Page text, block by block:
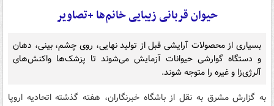
حیوان قربانی زیبایی خانم‌ها +تصاویر
بسیاری از محصولات آرایشی قبل از تولید نهایی، روی چشم، بینی، دهان
و دستگاه گوارشی حیوانات آزمایش می‌شوند تا پزشک‌ها واکنش‌های
آلرژی‌زا و غیره را متوجه شوند.
به گزارش مشرق به نقل از باشگاه خبرنگاران، هفته گذشته اتحادیه اروپا